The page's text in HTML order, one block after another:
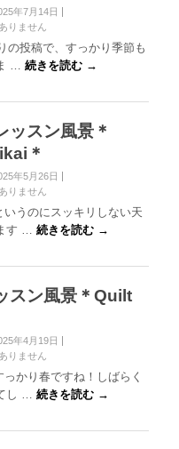
年7月14日
りません
の投稿で、すっかり季節も
… 続きを読む →
スン風景＊
＊
年5月26日
りません
いうのにスッキリしない天
す … 続きを読む →
スン風景＊Quilt
年4月19日
りません
かり春ですね！しばらく
し … 続きを読む →